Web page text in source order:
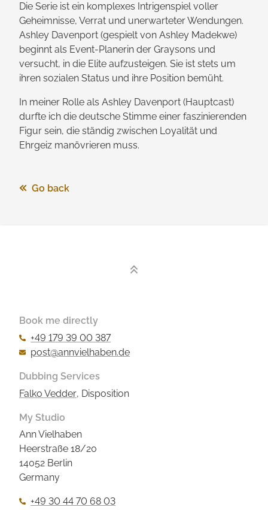
Die Serie ist ein komplexes Intrigen­spiel voller
Geheimnisse, Verrat und unerwarteter Wendungen.
Ashley Davenport (gespielt von Ashley Madekwe)
beginnt als Event-Planerin der Graysons und
versucht, in die Elite aufzusteigen. Sie ist stets um
ihren sozialen Status und ihre Position bemüht.
In meiner Rolle als Ashley Davenport (Hauptcast)
durfte ich die deutsche Stimme einer faszinie­renden
Figur sein, die ständig zwischen Loyalität und
Ehrgeiz manövrieren muss.
Go back
Book me directly
+49 179 39 00 387
post@annvielhaben.de
Dubbing Services
Falko Vedder, Disposition
My Studio
Ann Vielhaben
Heerstraße 18/20
14052 Berlin
Germany
+49 30 44 70 68 03